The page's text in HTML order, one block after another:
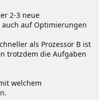
2-3 neue
auf Optimierungen
als Prozessor B ist
trotzdem die Aufgaben
welchem